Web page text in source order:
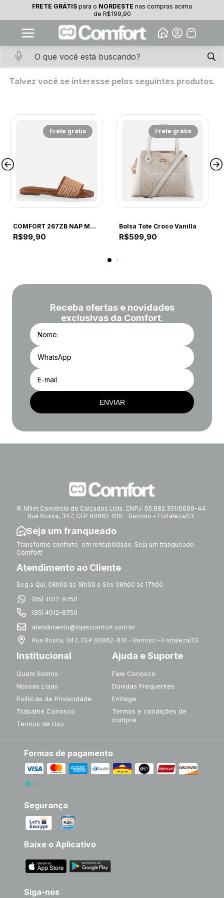
FRETE GRÁTIS para o NORDESTE nas compras acima
de R$199,90
Erro - 404
Desculpe, mas a página que você está procurando não existe.
Talvez você se interesse pelos seguintes produtos.
Frete grátis
COMFORT 267ZB NAP MAD CAPUCCINO 267ZB CAPUCCINO
R$99,90
Frete grátis
Bolsa Tote Croco Vanilla
R$599,90
Receba ofertas e novidades
exclusivas da Comfort.
ENVIAR
R. Milet Comércio de Calçados Ltda. CNPJ: 05.882.351/0009-44.
Rua Rosita, 347, CEP 60862-810 – Barroso – Fortaleza/CE.
Seja um franqueado
Transforme conforto em rentabilidade. Seja um franqueado
Comfort!
Atendimento ao Cliente
Seg a Qui, 08h00 às 18h00 e Sex 08h00 às 17h00
(85) 4012-8750
(85) 4012-8750
atendimento@lojascomfort.com.br
Rua Rosita, 347, CEP 60862-810 – Barroso – Fortaleza/CE
Institucional
Quem Somos
Nossas Lojas
Políticas de Privacidade
Trabalhe Conosco
Termos de Uso
Ajuda e Suporte
Fale Conosco
Dúvidas Frequentes
Entrega
Termos e condições de
compra
Formas de pagamento
Segurança
Baixe o Aplicativo
Siga-nos